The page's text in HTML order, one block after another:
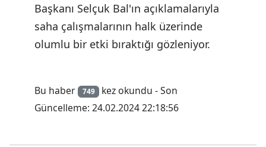
Başkanı Selçuk Bal'ın açıklamalarıyla
saha çalışmalarının halk üzerinde
olumlu bir etki bıraktığı gözleniyor.
Bu haber 749
kez okundu - Son
Güncelleme: 24.02.2024 22:18:56